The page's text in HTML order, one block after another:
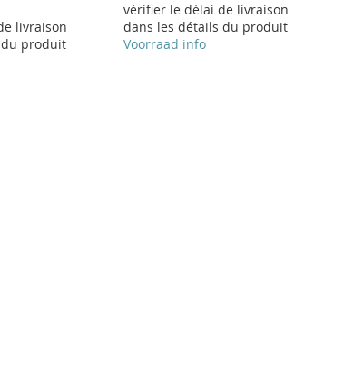
livraison
produit
vérifier le délai de livraison
dans les détails du produit
Voorraad info